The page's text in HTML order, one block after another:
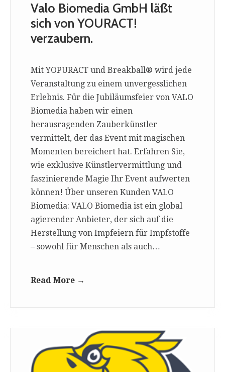
Valo Biomedia GmbH läßt
sich von YOURACT!
verzaubern.
Mit YOPURACT und Breakball® wird jede
Veranstaltung zu einem unvergesslichen
Erlebnis. Für die Jubiläumsfeier von VALO
Biomedia haben wir einen
herausragenden Zauberkünstler
vermittelt, der das Event mit magischen
Momenten bereichert hat. Erfahren Sie,
wie exklusive Künstlervermittlung und
faszinierende Magie Ihr Event aufwerten
können! Über unseren Kunden VALO
Biomedia: VALO Biomedia ist ein global
agierender Anbieter, der sich auf die
Herstellung von Impfeiern für Impfstoffe
– sowohl für Menschen als auch…
Read More →